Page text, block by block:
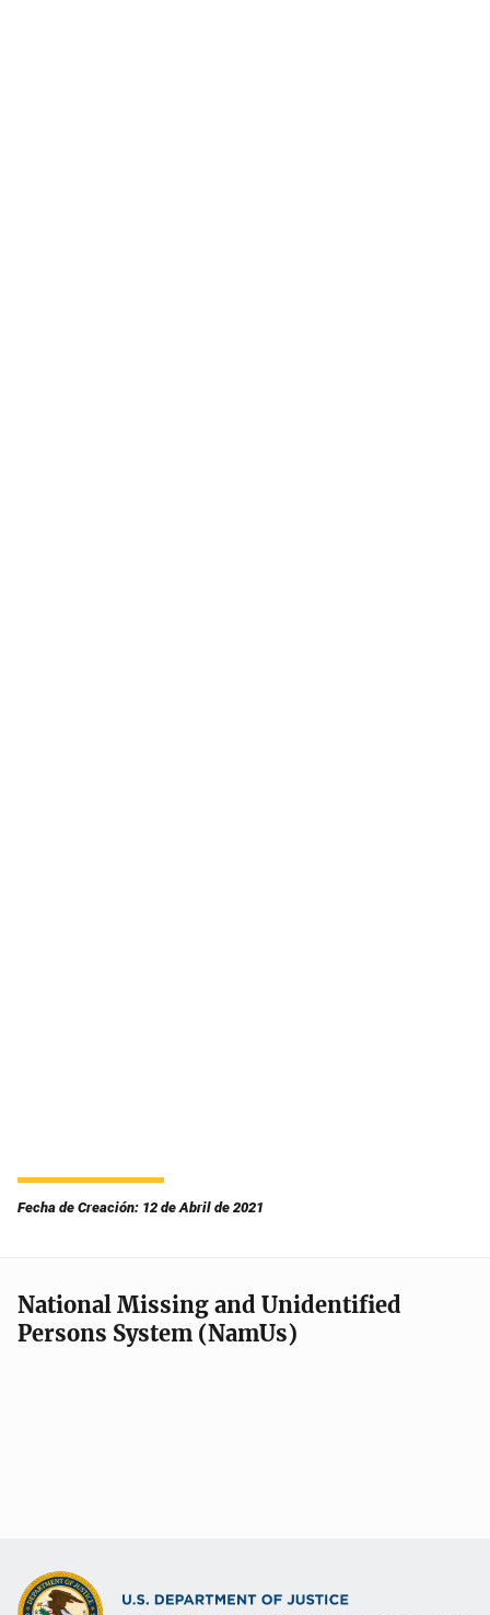
Fecha de Creación: 12 de Abril de 2021
National Missing and Unidentified
Persons System (NamUs)